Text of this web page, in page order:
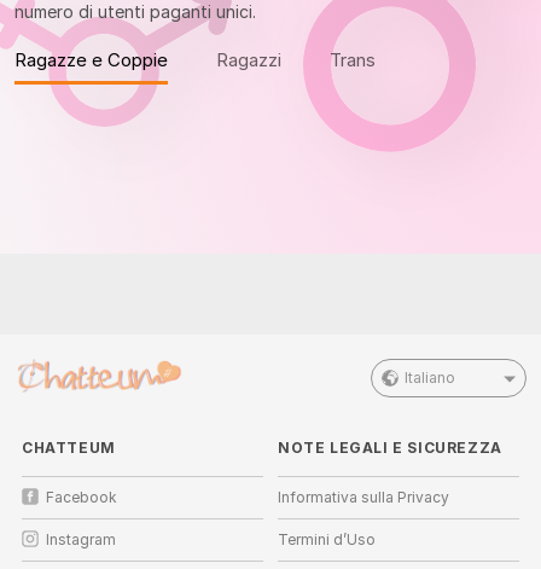
numero di utenti paganti unici.
Ragazze e Coppie Ragazzi Trans
Italiano
CHATTEUM
Facebook
Instagram
NOTE LEGALI E SICUREZZA
Informativa sulla Privacy
Termini d’Uso